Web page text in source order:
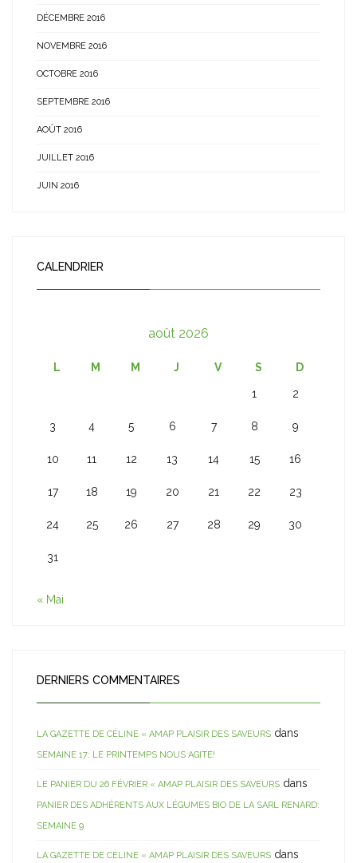
DÉCEMBRE 2016
NOVEMBRE 2016
OCTOBRE 2016
SEPTEMBRE 2016
AOÛT 2016
JUILLET 2016
JUIN 2016
CALENDRIER
août 2026
L M M J V S D
1 2
3 4 5 6 7 8 9
10 11 12 13 14 15 16
17 18 19 20 21 22 23
24 25 26 27 28 29 30
31
« Mai
DERNIERS COMMENTAIRES
LA GAZETTE DE CÉLINE « AMAP PLAISIR DES SAVEURS dans
SEMAINE 17: LE PRINTEMPS NOUS AGITE!
LE PANIER DU 26 FÉVRIER « AMAP PLAISIR DES SAVEURS dans
PANIER DES ADHÉRENTS AUX LÉGUMES BIO DE LA SARL RENARD:
SEMAINE 9
LA GAZETTE DE CÉLINE « AMAP PLAISIR DES SAVEURS dans